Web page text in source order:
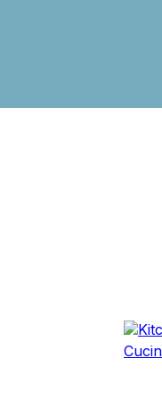
L'obiettivo è quello di